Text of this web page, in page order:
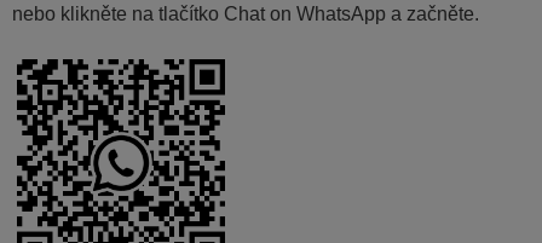
nebo klikněte na tlačítko Chat on WhatsApp a začněte.